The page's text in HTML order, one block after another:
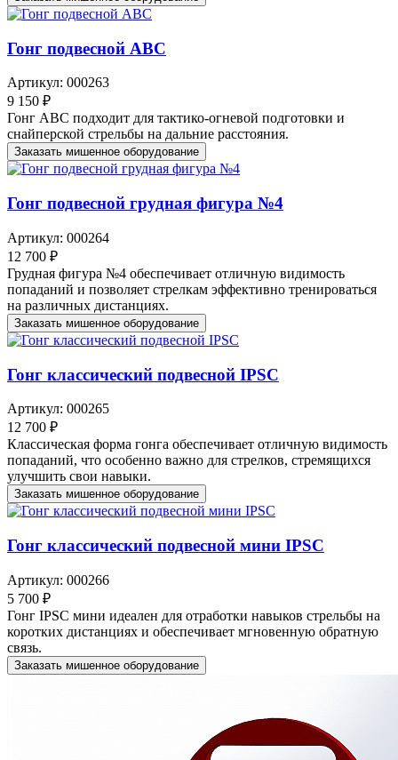
Гонг подвесной ABC
Артикул: 000263
9 150 ₽
Гонг АВС подходит для тактико-огневой подготовки и
снайперской стрельбы на дальние расстояния.
Заказать мишенное оборудование
Гонг подвесной грудная фигура №4
Артикул: 000264
12 700 ₽
Грудная фигура №4 обеспечивает отличную видимость
попаданий и позволяет стрелкам эффективно тренироваться
на различных дистанциях.
Заказать мишенное оборудование
Гонг классический подвесной IPSC
Артикул: 000265
12 700 ₽
Классическая форма гонга обеспечивает отличную видимость
попаданий, что особенно важно для стрелков, стремящихся
улучшить свои навыки.
Заказать мишенное оборудование
Гонг классический подвесной мини IPSC
Артикул: 000266
5 700 ₽
Гонг IPSC мини идеален для отработки навыков стрельбы на
коротких дистанциях и обеспечивает мгновенную обратную
связь.
Заказать мишенное оборудование